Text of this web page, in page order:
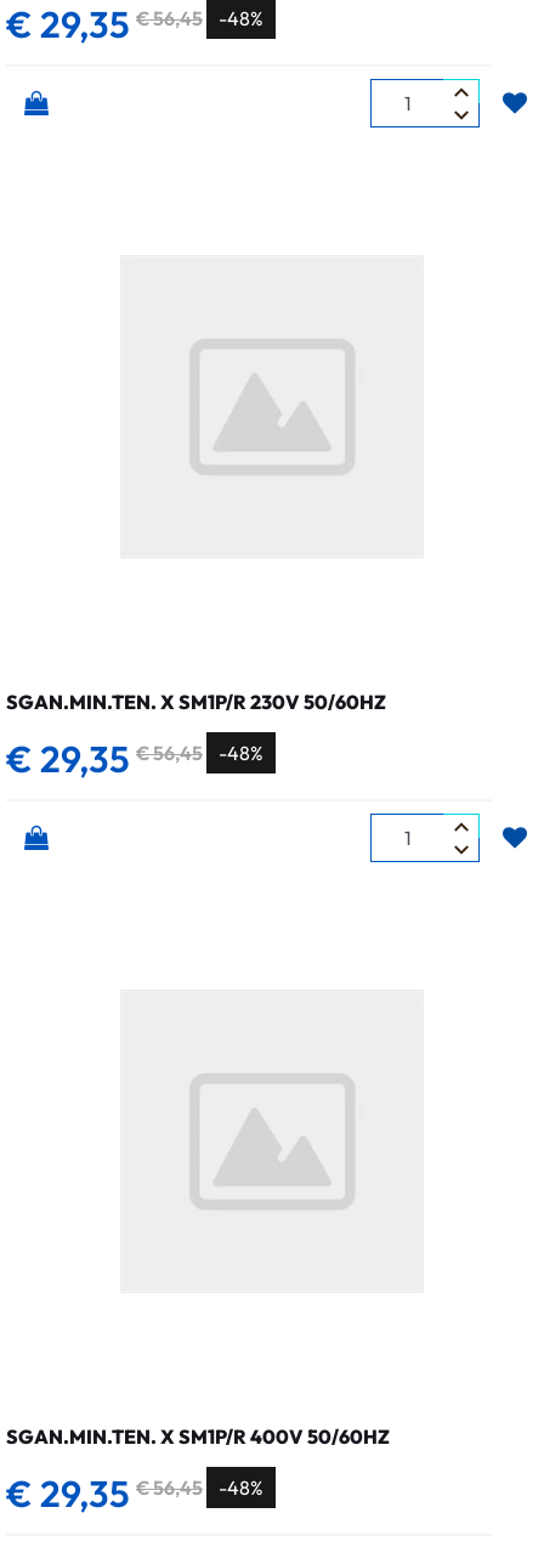
€ 56,45 -48%
€ 29,35
Quantità
SGAN.MIN.TEN. X SM1P/R 230V 50/60HZ
€ 56,45 -48%
€ 29,35
Quantità
SGAN.MIN.TEN. X SM1P/R 400V 50/60HZ
€ 56,45 -48%
€ 29,35